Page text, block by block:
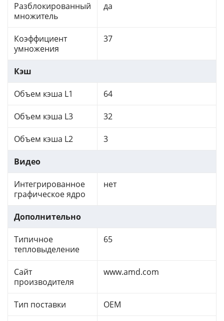
Разблокированный
множитель
да
Коэффициент
умножения
37
Кэш
Объем кэша L1 64
Объем кэша L3 32
Объем кэша L2 3
Видео
Интегрированное
графическое ядро
нет
Дополнительно
Типичное
тепловыделение
65
Сайт
производителя
www.amd.com
Тип поставки OEM